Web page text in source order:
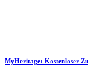
MyHeritage: Kostenloser